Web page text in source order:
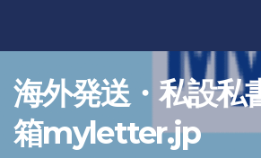
content
海外発送・私設私
箱myletter.jp